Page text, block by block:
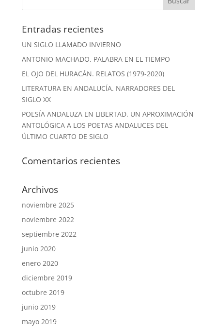
Entradas recientes
UN SIGLO LLAMADO INVIERNO
ANTONIO MACHADO. PALABRA EN EL TIEMPO
EL OJO DEL HURACÁN. RELATOS (1979-2020)
LITERATURA EN ANDALUCÍA. NARRADORES DEL
SIGLO XX
POESÍA ANDALUZA EN LIBERTAD. UN APROXIMACIÓN
ANTOLÓGICA A LOS POETAS ANDALUCES DEL
ÚLTIMO CUARTO DE SIGLO
Comentarios recientes
Archivos
noviembre 2025
noviembre 2022
septiembre 2022
junio 2020
enero 2020
diciembre 2019
octubre 2019
junio 2019
mayo 2019